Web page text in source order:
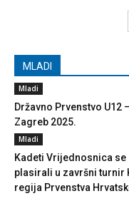
MLADI
Mladi
Državno Prvenstvo U12 –
Zagreb 2025.
Mladi
Kadeti Vrijednosnica se
plasirali u završni turnir
regija Prvenstva